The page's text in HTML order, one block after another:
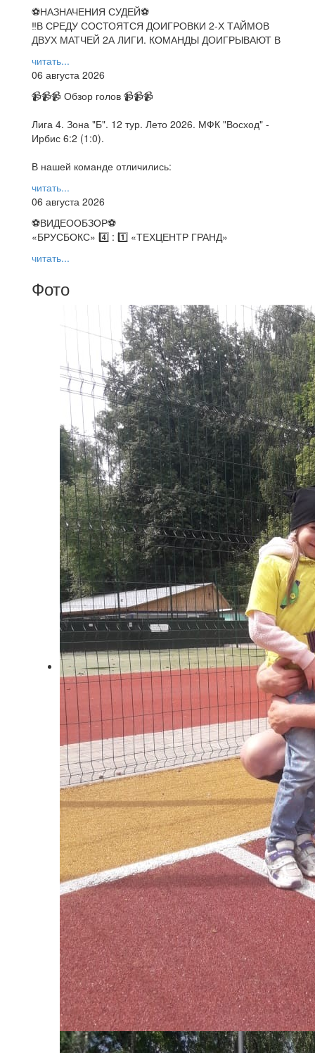
⚽НАЗНАЧЕНИЯ СУДЕЙ⚽
‼В СРЕДУ СОСТОЯТСЯ ДОИГРОВКИ 2-Х ТАЙМОВ
ДВУХ МАТЧЕЙ 2А ЛИГИ. КОМАНДЫ ДОИГРЫВАЮТ В
читать...
06 августа 2026
📹📹📹 Обзор голов 📹📹📹
Лига 4. Зона "Б". 12 тур. Лето 2026. МФК "Восход" -
Ирбис 6:2 (1:0).
В нашей команде отличились:
читать...
06 августа 2026
⚽️ВИДЕООБЗОР⚽️
«БРУСБОКС» 4️⃣ : 1️⃣ «ТЕХЦЕНТР ГРАНД»
читать...
Фото